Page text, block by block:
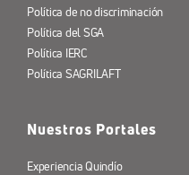
Política de no discriminación
Política del SGA
Política IERC
Política SAGRILAFT
Nuestros Portales
Experiencia Quindío